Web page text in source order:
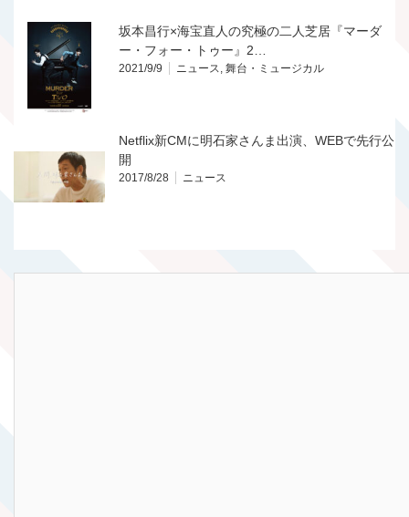
坂本昌行×海宝直人の究極の二人芝居『マーダ
ー・フォー・トゥー』2…
2021/9/9 ニュース, 舞台・ミュージカル
Netflix新CMに明石家さんま出演、WEBで先行公
開
2017/8/28 ニュース